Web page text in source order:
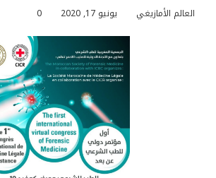
العالم الأمازيغي يونيو 17, 2020 0